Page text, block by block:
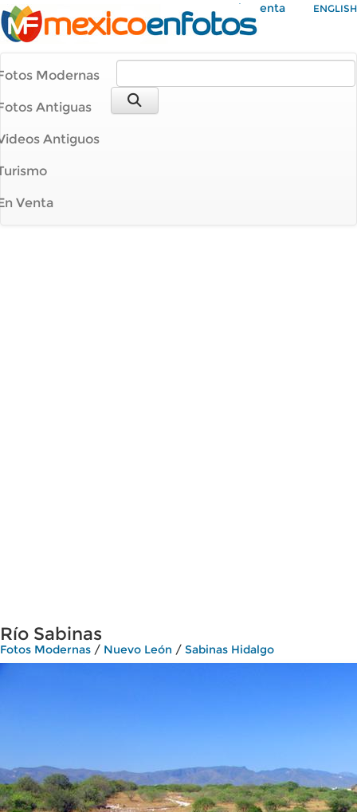
Mi Cuenta ENGLISH
Modernas
Antiguas
Antiguos
Venta
Río Sabinas
Fotos Modernas / Nuevo León / Sabinas Hidalgo